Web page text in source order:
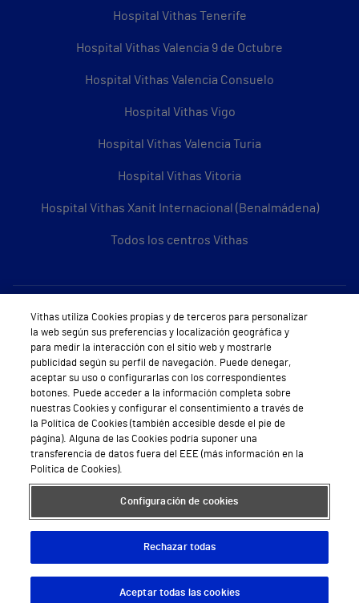
Hospital Vithas Tenerife
Hospital Vithas Valencia 9 de Octubre
Hospital Vithas Valencia Consuelo
Hospital Vithas Vigo
Hospital Vithas Valencia Turia
Hospital Vithas Vitoria
Hospital Vithas Xanit Internacional (Benalmádena)
Todos los centros Vithas
Sobre Vithas
Quiénes somos
Trabajar en Vithas
Teléfono Cita Médica
Teléfono Atención al Cliente
Política de seguridad y salud en el trabajo
Conoce a Supervita
Aviso Legal Política de cookies Política de privacidad Mapa web Protección de datos
Descargar App
Vithas utiliza Cookies propias y de terceros para personalizar
la web según sus preferencias y localización geográfica y
para medir la interacción con el sitio web y mostrarle
publicidad según su perfil de navegación. Puede denegar,
aceptar su uso o configurarlas con los correspondientes
botones. Puede acceder a la información completa sobre
nuestras Cookies y configurar el consentimiento a través de
la Política de Cookies (también accesible desde el pie de
página). Alguna de las Cookies podría suponer una
transferencia de datos fuera del EEE (más información en la
Política de Cookies).
Configuración de cookies
Rechazar todas
Aceptar todas las cookies